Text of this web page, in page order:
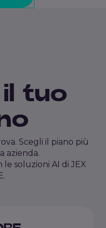
tuo
Scegli il piano più
azienda.
soluzioni AI di JEX